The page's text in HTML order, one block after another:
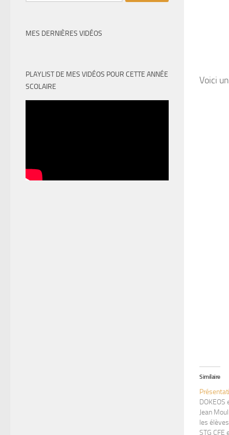
Voici
Similaire
Jean
les
STG CFE
MES DERNIÈRES VIDÉOS
PLAYLIST DE MES VIDÉOS POUR CETTE ANNÉE
SCOLAIRE